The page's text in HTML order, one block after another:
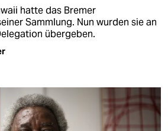
hatte das Bremer
Sammlung. Nun wurden sie an
übergeben.